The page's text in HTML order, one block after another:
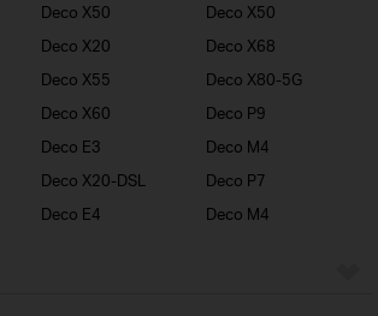
Deco X50
Deco X50
Deco X20
Deco X68
Deco X55
Deco X80-5G
Deco X60
Deco P9
Deco E3
Deco M4
Deco X20-DSL
Deco P7
Deco E4 Deco M4